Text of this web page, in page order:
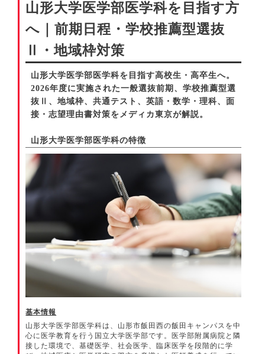
山形大学医学部医学科を目指す方
へ｜前期日程・学校推薦型選抜
Ⅱ・地域枠対策
山形大学医学部医学科を目指す高校生・高卒生へ。
2026年度に実施された一般選抜前期、学校推薦型選
抜Ⅱ、地域枠、共通テスト、英語・数学・理科、面
接・志望理由書対策をメディカ東京が解説。
山形大学医学部医学科の特徴
基本情報
山形大学医学部医学科は、山形市飯田西の飯田キャンパスを中
心に医学教育を行う国立大学医学部です。医学部附属病院と隣
接した環境で、基礎医学、社会医学、臨床医学を段階的に学